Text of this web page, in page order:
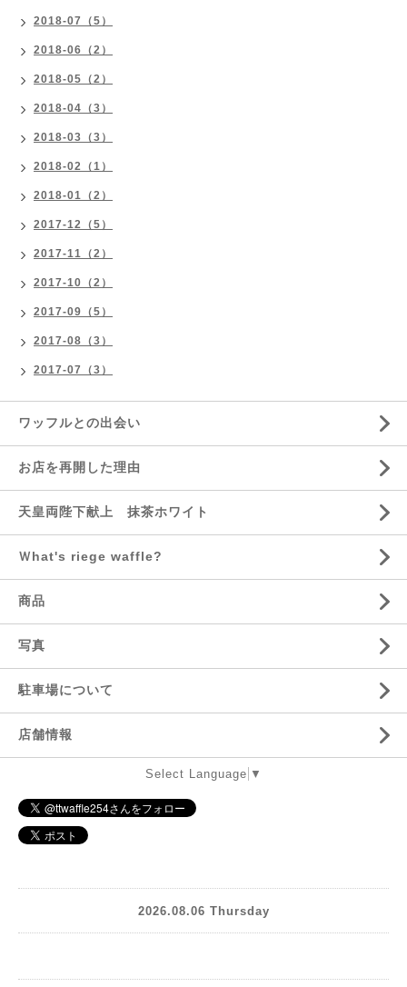
2018-07（5）
2018-06（2）
2018-05（2）
2018-04（3）
2018-03（3）
2018-02（1）
2018-01（2）
2017-12（5）
2017-11（2）
2017-10（2）
2017-09（5）
2017-08（3）
2017-07（3）
ワッフルとの出会い
お店を再開した理由
天皇両陛下献上 抹茶ホワイト
Ｗhat's riege waffle?
商品
写真
駐車場について
店舗情報
Select Language ▼
2026.08.06 Thursday